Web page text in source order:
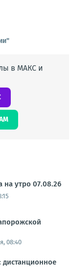
в МАКС и
на утро 07.08.26
08:40